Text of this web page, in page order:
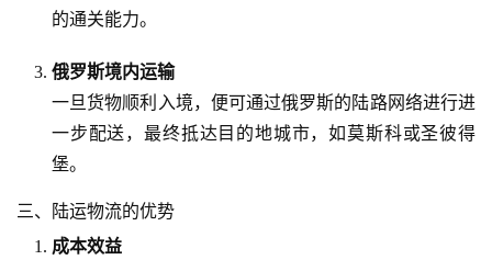
的通关能力。
俄罗斯境内运输
一旦货物顺利入境，便可通过俄罗斯的陆路网络进行进
一步配送，最终抵达目的地城市，如莫斯科或圣彼得
堡。
三、陆运物流的优势
成本效益